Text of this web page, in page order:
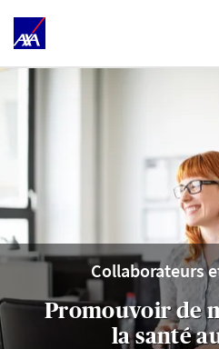
Collaborateurs
Promouvoir de
la santé